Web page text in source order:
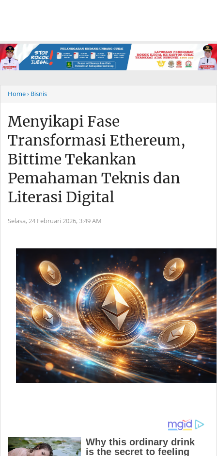
Home› Bisnis
Menyikapi Fase
Transformasi Ethereum,
Bittime Tekankan
Pemahaman Teknis dan
Literasi Digital
Selasa, 24 Februari 2026, 3:49 AM